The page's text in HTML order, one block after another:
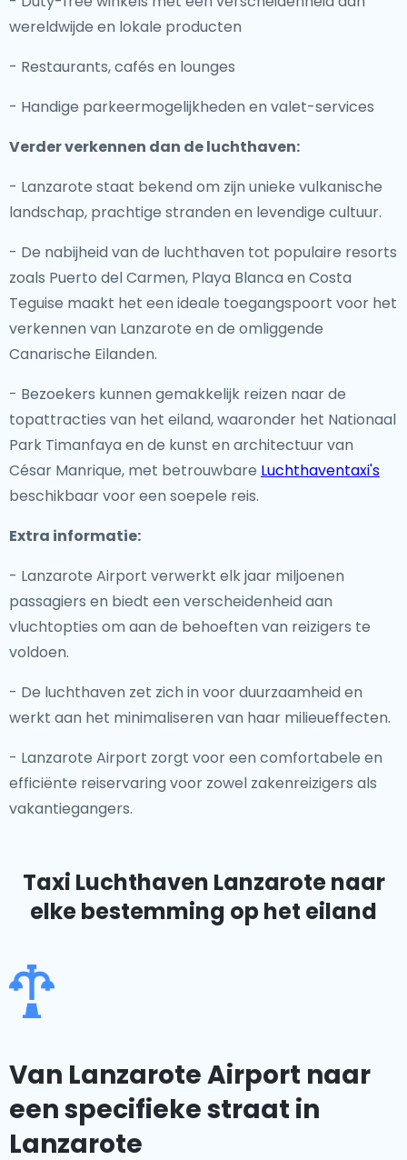
wereldwijde en lokale producten
- Restaurants, cafés en lounges
- Handige parkeermogelijkheden en valet-services
Verder verkennen dan de luchthaven:
- Lanzarote staat bekend om zijn unieke vulkanische
landschap, prachtige stranden en levendige cultuur.
- De nabijheid van de luchthaven tot populaire resorts
zoals Puerto del Carmen, Playa Blanca en Costa
Teguise maakt het een ideale toegangspoort voor het
verkennen van Lanzarote en de omliggende
Canarische Eilanden.
- Bezoekers kunnen gemakkelijk reizen naar de
topattracties van het eiland, waaronder het Nationaal
Park Timanfaya en de kunst en architectuur van
César Manrique, met betrouwbare Luchthaventaxi's
beschikbaar voor een soepele reis.
Extra informatie:
- Lanzarote Airport verwerkt elk jaar miljoenen
passagiers en biedt een verscheidenheid aan
vluchtopties om aan de behoeften van reizigers te
voldoen.
- De luchthaven zet zich in voor duurzaamheid en
werkt aan het minimaliseren van haar milieueffecten.
- Lanzarote Airport zorgt voor een comfortabele en
efficiënte reiservaring voor zowel zakenreizigers als
vakantiegangers.
Taxi Luchthaven Lanzarotenaar
elke bestemming op het eiland
Van Lanzarote Airport naar
een specifieke straat in
Lanzarote